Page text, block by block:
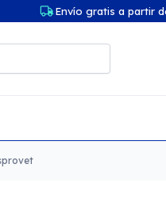
Envío gratis a partir